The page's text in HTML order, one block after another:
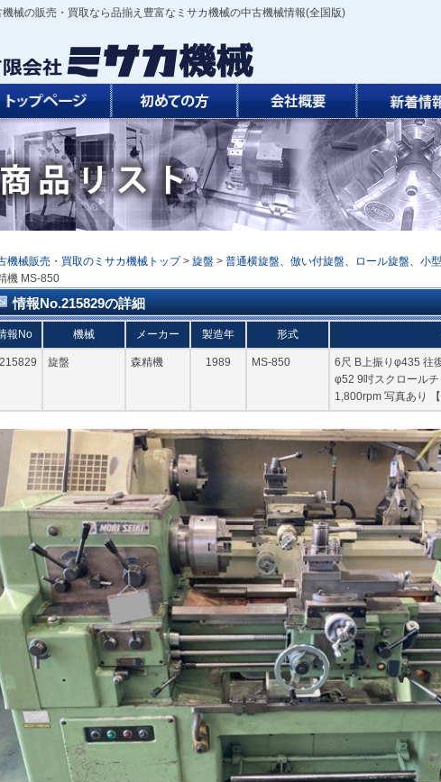
機械の販売・買取なら品揃え豊富なミサカ機械の中古機械情報(全国版)
機械販売・買取のミサカ機械トップ > 旋盤 > 普通横旋盤、倣い付旋盤、ロール旋盤、小
機 MS-850
情報No.215829の詳細
報No 機械 メーカー 製造年 形式
215829 旋盤 森精機 1989 MS-850
6尺 B上振りφ435 往
φ52 9吋スクロール
1,800rpm 写真あり 【